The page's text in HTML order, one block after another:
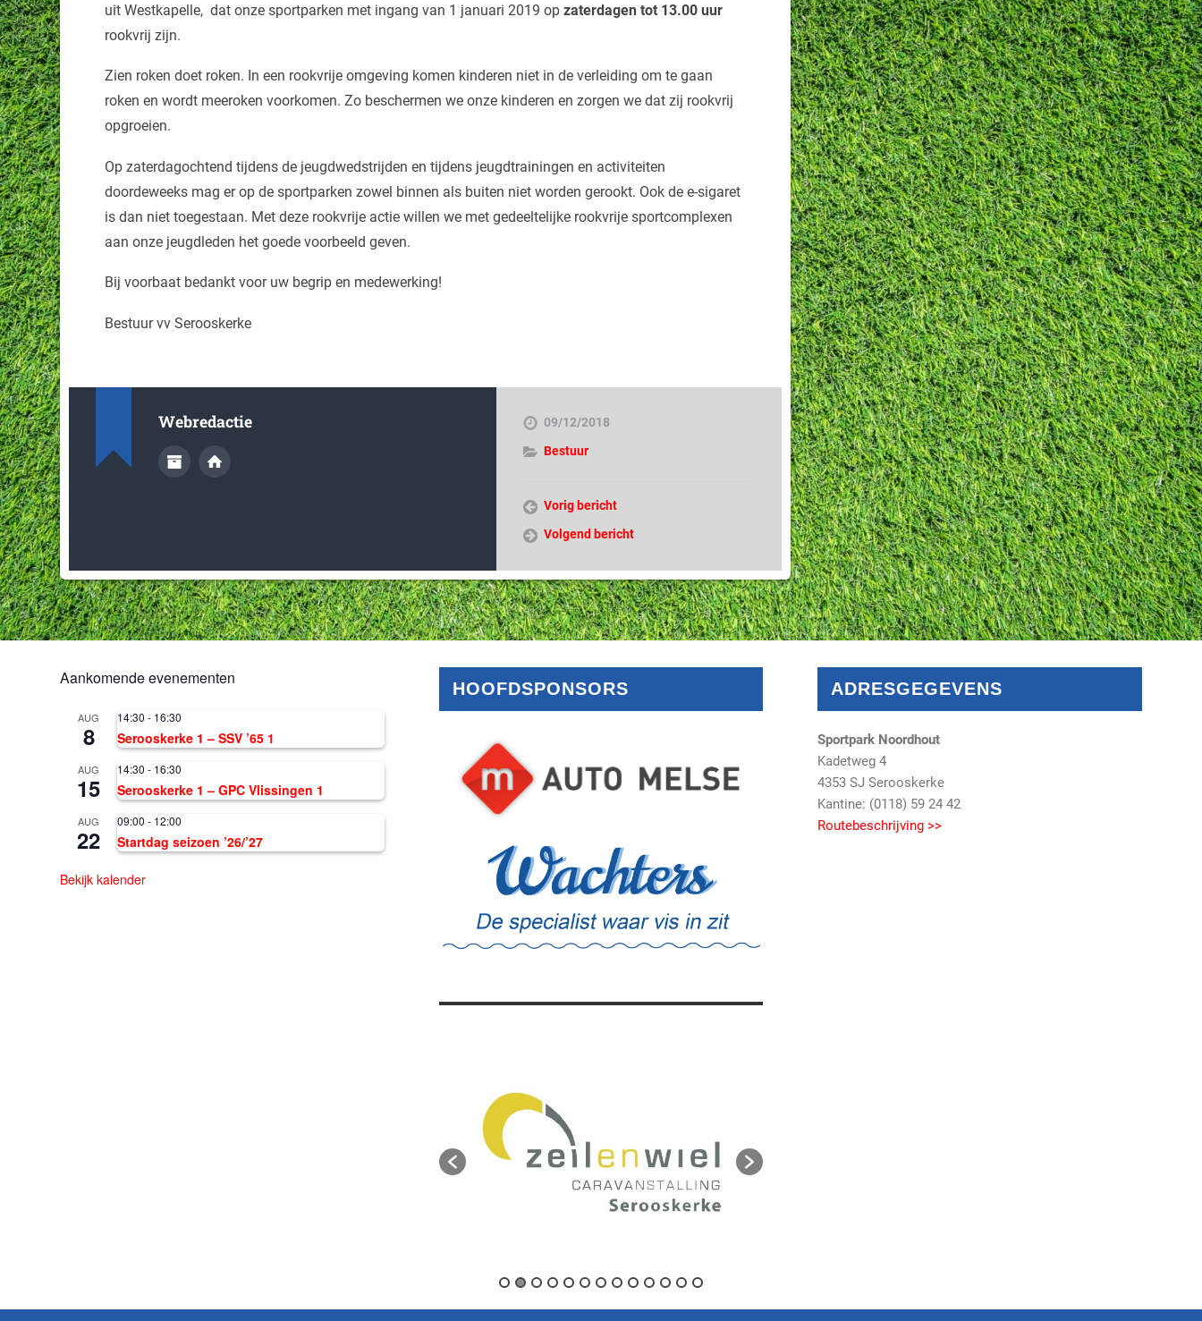
uit Westkapelle, dat onze sportparken met ingang van 1 januari 2019 opzaterdagen tot 13.00 uur
rookvrij zijn.
Zien roken doet roken. In een rookvrije omgeving komen kinderen niet in de verleiding om te gaan
roken en wordt meeroken voorkomen. Zo beschermen we onze kinderen en zorgen we dat zij rookvrij
opgroeien.
Op zaterdagochtend tijdens de jeugdwedstrijden en tijdens jeugdtrainingen en activiteiten
doordeweeks mag er op de sportparken zowel binnen als buiten niet worden gerookt. Ook de e-sigaret
is dan niet toegestaan. Met deze rookvrije actie willen we met gedeeltelijke rookvrije sportcomplexen
aan onze jeugdleden het goede voorbeeld geven.
Bij voorbaat bedankt voor uw begrip en medewerking!
Bestuur vv Serooskerke
Webredactie
09/12/2018
Bestuur
Vorig bericht
Volgend bericht
Aankomende evenementen
AUG
8
14:30 - 16:30
Serooskerke 1 – SSV ’65 1
AUG
15
14:30 - 16:30
Serooskerke 1 – GPC Vlissingen 1
AUG
22
09:00 - 12:00
Startdag seizoen ’26/’27
Bekijk kalender
HOOFDSPONSORS ADRESGEGEVENS
Sportpark Noordhout
Kadetweg 4
4353 SJ Serooskerke
Kantine: (0118) 59 24 42
Routebeschrijving >>